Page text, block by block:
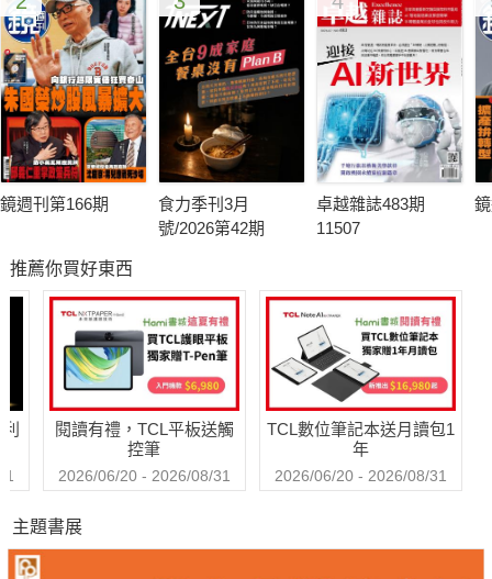
鏡週刊第166期
食力季刊3月
號/2026第42期
卓越雜誌483期
11507
推薦你買好東西
閱讀有禮，TCL平板送觸
控筆
2026/06/20 - 2026/08/31
TCL數位筆記本送月讀包1
年
2026/06/20 - 2026/08/31
主題書展